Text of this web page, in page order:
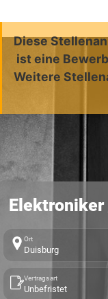
Diese
ist eine
Weitere
Ort
Duisburg
Vertragsart
Unbefristet